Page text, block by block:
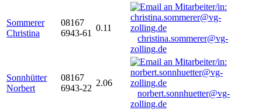
Sommerer
Christina
08167
6943-61
0.11
christina.sommerer@vg-
zolling.de
Sonnhütter
Norbert
08167
6943-22
2.06
norbert.sonnhuetter@vg-
zolling.de